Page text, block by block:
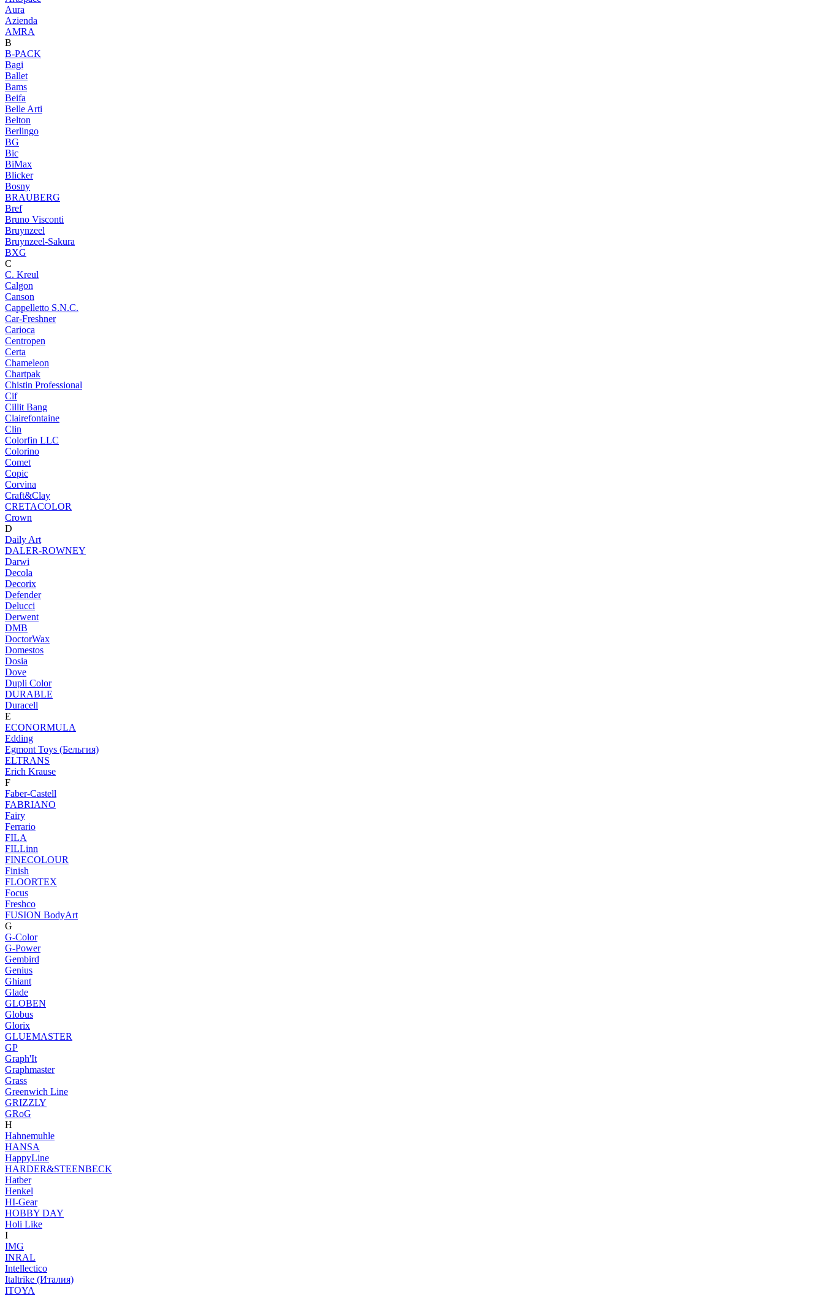
Aura
Azienda
AМRA
B
B-PACK
Bagi
Ballet
Bams
Beifa
Belle Arti
Belton
Berlingo
BG
Bic
BiMax
Blicker
Bosny
BRAUBERG
Bref
Bruno Visconti
Bruynzeel
Bruynzeel-Sakura
BXG
C
C. Kreul
Calgon
Canson
Cappelletto S.N.C.
Car-Freshner
Carioca
Centropen
Certa
Chameleon
Chartpak
Chistin Professional
Cif
Cillit Bang
Clairefontaine
Clin
Colorfin LLC
Colorino
Comet
Copic
Corvina
Craft&Clay
CRETACOLOR
Crown
D
Daily Art
DALER-ROWNEY
Darwi
Decola
Decorix
Defender
Delucci
Derwent
DMB
DoctorWax
Domestos
Dosia
Dove
Dupli Color
DURABLE
Duracell
E
ECONORMULA
Edding
Egmont Toys (Бельгия)
ELTRANS
Erich Krause
F
Faber-Castell
FABRIANO
Fairy
Ferrario
FILA
FILLinn
FINECOLOUR
Finish
FLOORTEX
Focus
Freshco
FUSION BodyArt
G
G-Color
G-Power
Gembird
Genius
Ghiant
Glade
GLOBEN
Globus
Glorix
GLUEMASTER
GP
Graph'It
Graphmaster
Grass
Greenwich Line
GRIZZLY
GRoG
H
Hahnemuhle
HANSA
HappyLine
HARDER&STEENBECK
Hatber
Henkel
HI-Gear
HOBBY DAY
Holi Like
I
IMG
INRAL
Intellectico
Italtrike (Италия)
ITOYA